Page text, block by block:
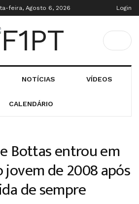
feira, Agosto 6, 2026 Login
NOTÍCIAS VÍDEOS
CALENDÁRIO
Bottas entrou em
jovem de 2008 após
de sempre